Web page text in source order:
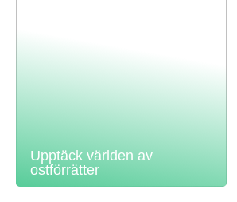
Upptäck världen av
ostförrätter